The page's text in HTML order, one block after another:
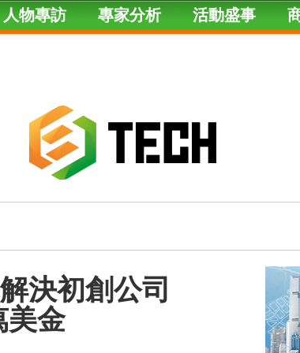
人物專訪 專家分析 活動盛事
決初創公司
美金